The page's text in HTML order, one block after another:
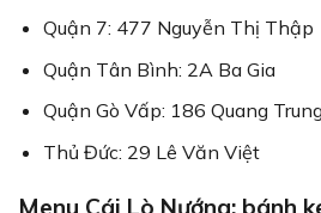
Quận 7: 477 Nguyễn Thị Thập
Quận Tân Bình: 2A Ba Gia
Quận Gò Vấp: 186 Quang
Thủ Đức: 29 Lê Văn Việt
Menu Cái Lò Nướng: bánh